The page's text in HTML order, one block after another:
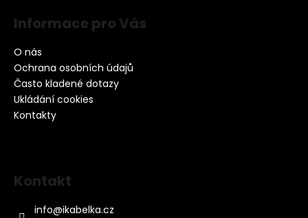
Informace pro Vás
O nás
Ochrana osobních údajů
Často kladené dotazy
Ukládání cookies
Kontakty
Kontakt
info@ikabelka.cz